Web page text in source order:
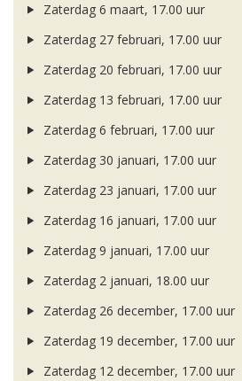
Zaterdag 6 maart, 17.00 uur
Zaterdag 27 februari, 17.00 uur
Zaterdag 20 februari, 17.00 uur
Zaterdag 13 februari, 17.00 uur
Zaterdag 6 februari, 17.00 uur
Zaterdag 30 januari, 17.00 uur
Zaterdag 23 januari, 17.00 uur
Zaterdag 16 januari, 17.00 uur
Zaterdag 9 januari, 17.00 uur
Zaterdag 2 januari, 18.00 uur
Zaterdag 26 december, 17.00 uur
Zaterdag 19 december, 17.00 uur
Zaterdag 12 december, 17.00 uur